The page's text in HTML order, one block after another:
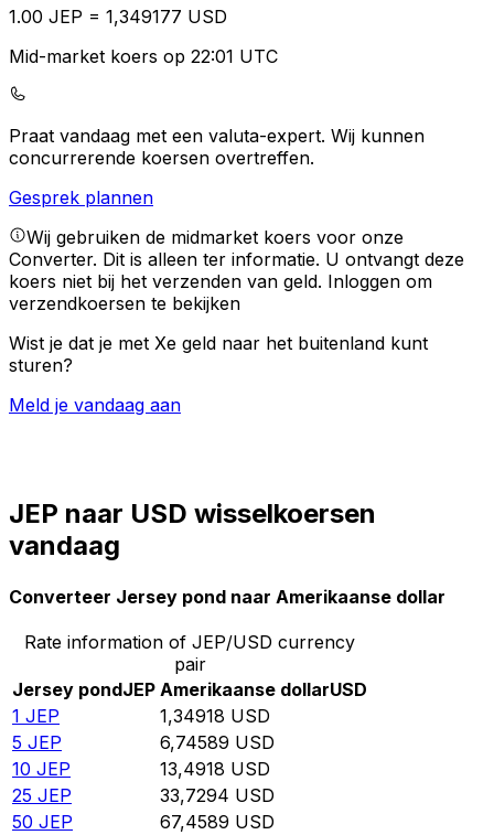
1.00 JEP = 1,349177 USD
Mid-market koers op 22:01 UTC
Praat vandaag met een valuta-expert. Wij kunnen
concurrerende koersen overtreffen.
Gesprek plannen
Wij gebruiken de midmarket koers voor onze
Converter. Dit is alleen ter informatie. U ontvangt deze
koers niet bij het verzenden van geld. Inloggen om
verzendkoersen te bekijken
Wist je dat je met Xe geld naar het buitenland kunt
sturen?
Meld je vandaag aan
JEP naar USD wisselkoersen
vandaag
Converteer Jersey pond naar Amerikaanse dollar
Rate information of JEP/USD currency
pair
Jersey pondJEP Amerikaanse dollarUSD
1 JEP 1,34918 USD
5 JEP 6,74589 USD
10 JEP 13,4918 USD
25 JEP 33,7294 USD
50 JEP 67,4589 USD